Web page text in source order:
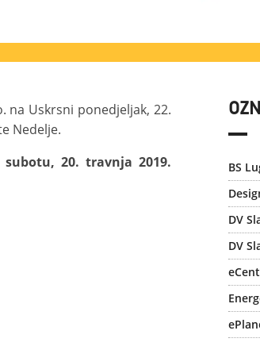
na Uskrsni ponedjeljak, 22.
Nedelje.
subotu, 20. travnja 2019.
BS
DV
DV